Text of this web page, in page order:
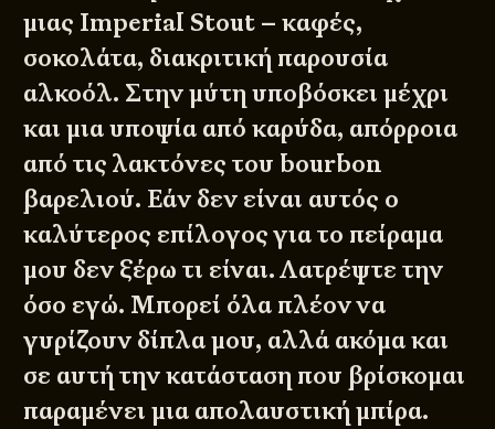
μιας Imperial Stout – καφές,
σοκολάτα, διακριτική παρουσία
αλκοόλ. Στην μύτη υποβόσκει μέχρι
και μια υποψία από καρύδα, απόρροια
από τις λακτόνες του bourbon
βαρελιού. Εάν δεν είναι αυτός ο
καλύτερος επίλογος για το πείραμα
μου δεν ξέρω τι είναι. Λατρέψτε την
όσο εγώ. Μπορεί όλα πλέον να
γυρίζουν δίπλα μου, αλλά ακόμα και
σε αυτή την κατάσταση που βρίσκομαι
παραμένει μια απολαυστική μπίρα.